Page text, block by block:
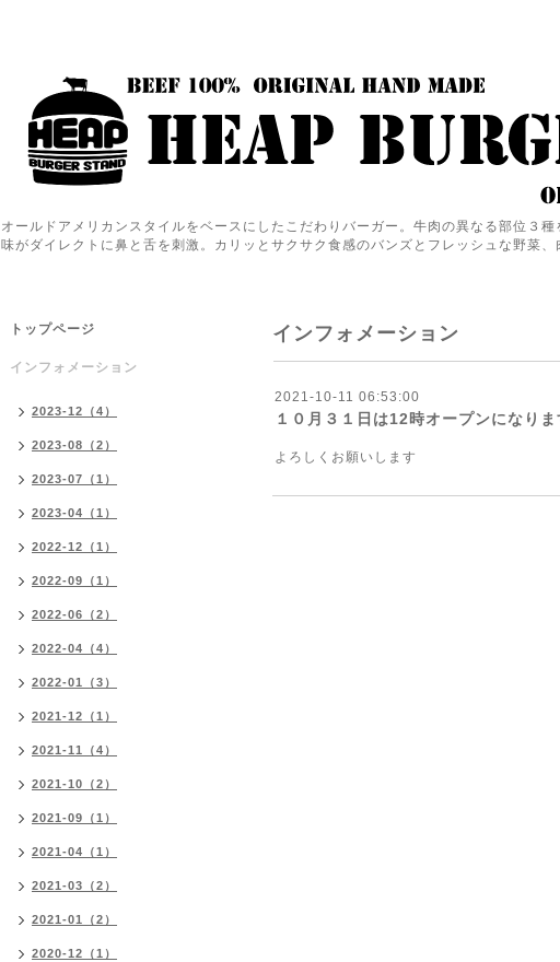
オールドアメリカンスタイルをベースにしたこだわりバーガー。牛肉の異なる部位３
味がダイレクトに鼻と舌を刺激。カリッとサクサク食感のバンズとフレッシュな野菜、
インフォメーション
2021-10-11 06:53:00
１０月３１日は12時オープンになりま
よろしくお願いします
トップページ
インフォメーション
2023-12（4）
2023-08（2）
2023-07（1）
2023-04（1）
2022-12（1）
2022-09（1）
2022-06（2）
2022-04（4）
2022-01（3）
2021-12（1）
2021-11（4）
2021-10（2）
2021-09（1）
2021-04（1）
2021-03（2）
2021-01（2）
2020-12（1）